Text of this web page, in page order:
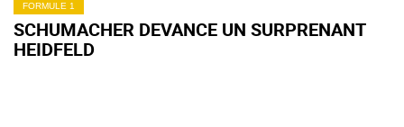
FORMULE 1
SCHUMACHER DEVANCE UN SURPRENANT
HEIDFELD